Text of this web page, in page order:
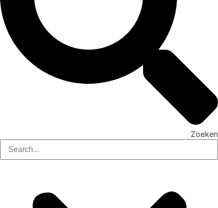
Zoeken